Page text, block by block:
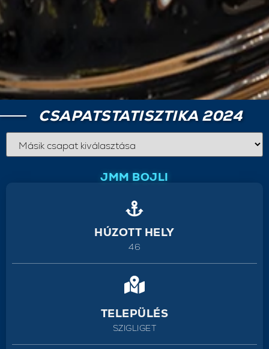
CSAPATSTATISZTIKA 2024
JMM BOJLI
HÚZOTT HELY
46
TELEPÜLÉS
SZIGLIGET